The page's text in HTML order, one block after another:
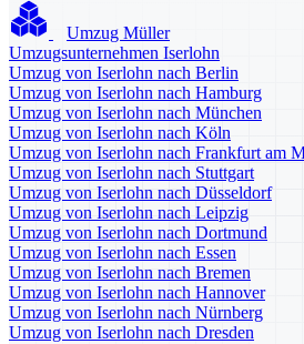
Umzug Müller
Umzugsunternehmen Iserlohn
Umzug von Iserlohn nach Berlin
Umzug von Iserlohn nach Hamburg
Umzug von Iserlohn nach München
Umzug von Iserlohn nach Köln
Umzug von Iserlohn nach Frankfurt am
Umzug von Iserlohn nach Stuttgart
Umzug von Iserlohn nach Düsseldorf
Umzug von Iserlohn nach Leipzig
Umzug von Iserlohn nach Dortmund
Umzug von Iserlohn nach Essen
Umzug von Iserlohn nach Bremen
Umzug von Iserlohn nach Hannover
Umzug von Iserlohn nach Nürnberg
Umzug von Iserlohn nach Dresden